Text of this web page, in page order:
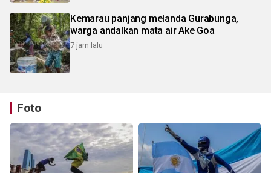
Kemarau panjang melanda Gurabunga,
warga andalkan mata air Ake Goa
7 jam lalu
Foto